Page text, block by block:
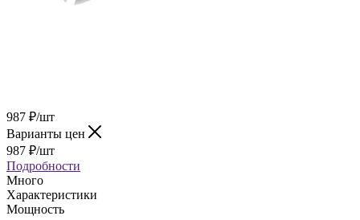
987 ₽/шт
Варианты цен
987 ₽/шт
Подробности
Много
Характеристики
Мощность